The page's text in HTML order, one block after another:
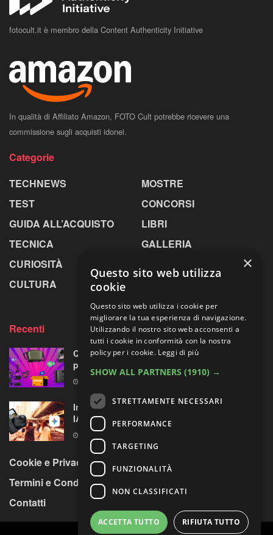
fotocult.it è membro della Content Authenticity Initiative
In qualità di Affiliato Amazon, FOTO Cult potrebbe ricevere una
commissione sugli acquisti idonei.
Categorie
TECHNEWS
TEST
GUIDA ALL’ACQUISTO
TECNICA
CURIOSITÀ
CULTURA
MOSTRE
CONCORSI
LIBRI
GALLERIA
Recenti
Quattro accessori fotografici in sconto:
prodotti opposti, ma uno su quattro fa per te
Insta360 GO Ultra riceve l’assistente vocale
IA con Gemini di Google
Cookie e Privacy Policy
Termini e Condizioni
Contatti
×
Questo sito web utilizza
cookie
Questo sito web utilizza i cookie per
migliorare la tua esperienza di navigazione.
Utilizzando il nostro sito web acconsenti a
tutti i cookie in conformità con la nostra
policy per i cookie. Leggi di più
SHOW ALL PARTNERS (1910) →
STRETTAMENTE NECESSARI
PERFORMANCE
TARGETING
FUNZIONALITÀ
NON CLASSIFICATI
ACCETTA TUTTO RIFIUTA TUTTO